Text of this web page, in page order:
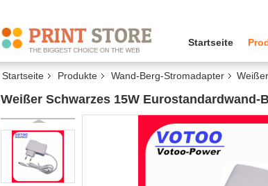
Startseite
Startseite Produkte Wand-Berg-Stromadapter
Weißer Schwarzes 15W Eurostandardwand-